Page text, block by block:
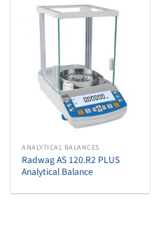
ANALYTICAL BALANCES
Radwag AS 120.R2 PLUS
Analytical Balance